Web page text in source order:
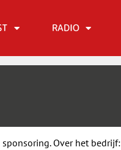
RADIO
Over het bedrijf: